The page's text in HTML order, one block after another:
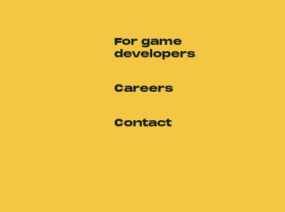
For game
developers
Careers
Contact